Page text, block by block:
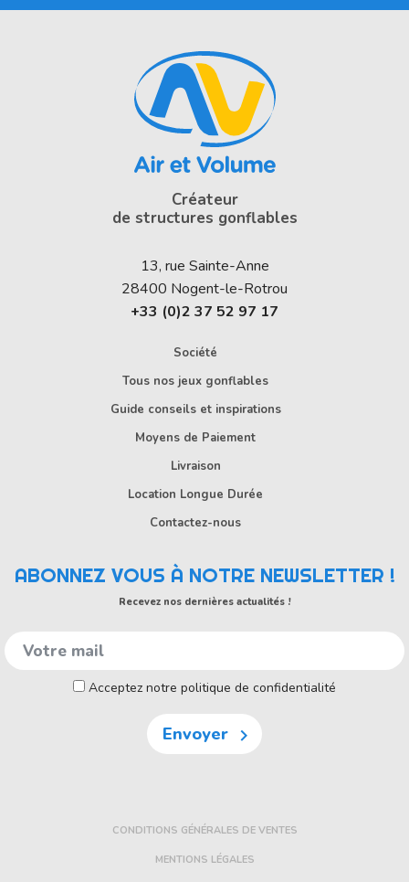
Créateur
de structures gonflables
13, rue Sainte-Anne
28400 Nogent-le-Rotrou
+33 (0)2 37 52 97 17
Société
Tous nos jeux gonflables
Guide conseils et inspirations
Moyens de Paiement
Livraison
Location Longue Durée
Contactez-nous
ABONNEZ VOUS À NOTRE NEWSLETTER !
Recevez nos dernières actualités !
Acceptez notre politique de confidentialité
Envoyer 
CONDITIONS GÉNÉRALES DE VENTES
MENTIONS LÉGALES